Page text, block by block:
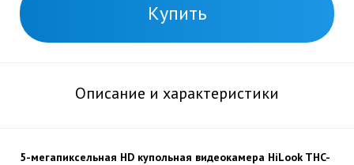
Купить
Описание и характеристики
5-мегапиксельная HD купольная видеокамера HiLook THC-